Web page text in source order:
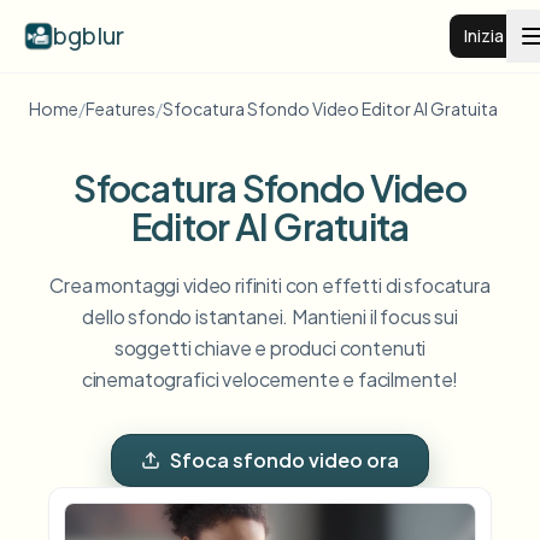
bgblur Inizia
Prezzi
Esempi
Vedi tutti gli esempi
Sfoglia l'intera libreria di esempi
Sfoca il viso
Sfoca targa
Funzionalità
View all features
Browse every blur tool in one place
Scuole e istruzione
Risorse
Home/Features/Sfocatura Sfondo Video Editor AI Gratuita
Sfocatura Sfondo Video
Editor AI Gratuita
Crea montaggi video rifiniti con effetti di sfocatura
dello sfondo istantanei. Mantieni il focus sui
soggetti chiave e produci contenuti
cinematografici velocemente e facilmente!
Sfoca sfondo video ora